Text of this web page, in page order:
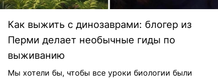
Как выжить с динозаврами: блогер из
Перми делает необычные гиды по
выживанию
Мы хотели бы, чтобы все уроки биологии были